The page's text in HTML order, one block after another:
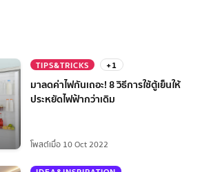
TIPS&TRICKS +1
มาลดค่าไฟกันเถอะ! 8 วิธีการใช้ตู้เย็นให้
ประหยัดไฟฟ้ากว่าเดิม
โพสต์เมื่อ 10 Oct 2022